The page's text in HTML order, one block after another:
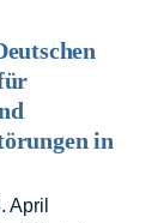
in
April